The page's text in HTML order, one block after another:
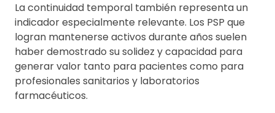
La continuidad temporal también representa un
indicador especialmente relevante. Los PSP que
logran mantenerse activos durante años suelen
haber demostrado su solidez y capacidad para
generar valor tanto para pacientes como para
profesionales sanitarios y laboratorios
farmacéuticos.